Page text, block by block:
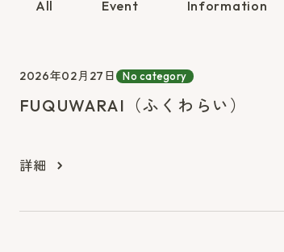
All Event Information
2026年02月27日 No category
FUQUWARAI（ふくわらい）
詳細